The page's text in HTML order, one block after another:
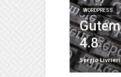
WORDPRESS
4.8
Sergio Livrieri